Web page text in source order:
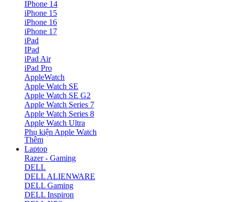
IPhone 14
iPhone 15
iPhone 16
iPhone 17
iPad
IPad
iPad Air
iPad Pro
AppleWatch
Apple Watch SE
Apple Watch SE G2
Apple Watch Series 7
Apple Watch Series 8
Apple Watch Ultra
Phụ kiện Apple Watch
Thêm
Laptop
Razer - Gaming
DELL
DELL ALIENWARE
DELL Gaming
DELL Inspiron